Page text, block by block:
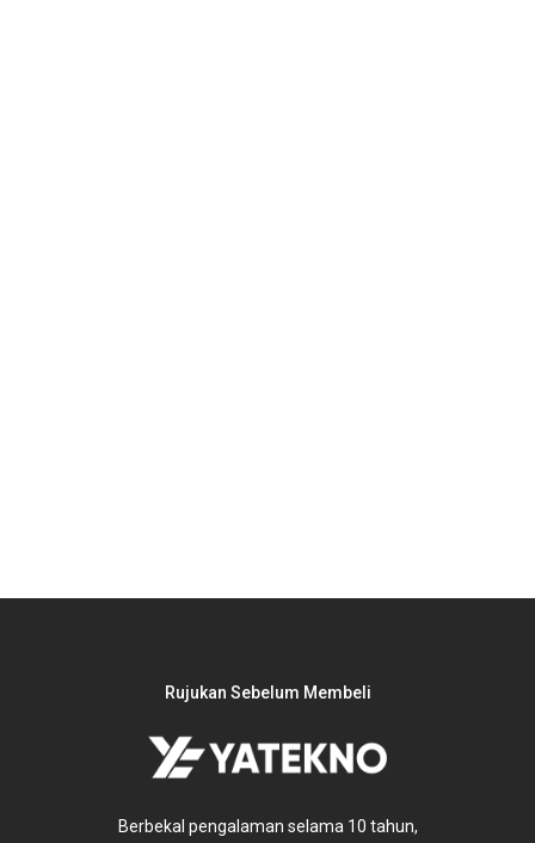
Rujukan Sebelum Membeli
Berbekal pengalaman selama 10 tahun,